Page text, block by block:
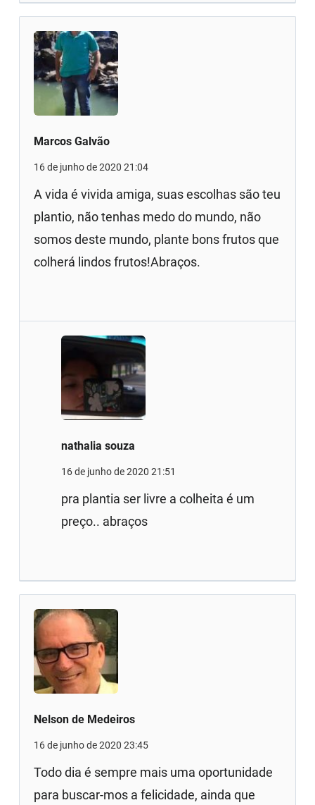
Marcos Galvão
16 de junho de 2020 21:04
A vida é vivida amiga, suas escolhas são teu
plantio, não tenhas medo do mundo, não
somos deste mundo, plante bons frutos que
colherá lindos frutos!Abraços.
nathalia souza
16 de junho de 2020 21:51
pra plantia ser livre a colheita é um
preço.. abraços
Nelson de Medeiros
16 de junho de 2020 23:45
Todo dia é sempre mais uma oportunidade
para buscar-mos a felicidade, ainda que